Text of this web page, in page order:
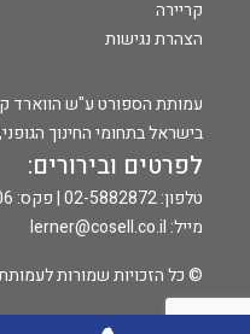
קריירה
הצהרת נגישות
עמותת הספורט ע"ש הווארד
בישראל בתחומי החינוך
לפרטים ובירורים:
טלפון:02-5882872| פקס: 02-5881006 |
מייל: lerner@cosell.co.il
© כל הזכויות שמורות